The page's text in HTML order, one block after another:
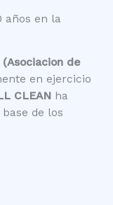
años en la
(Asociacion de
en ejercicio
CLEAN ha
de los